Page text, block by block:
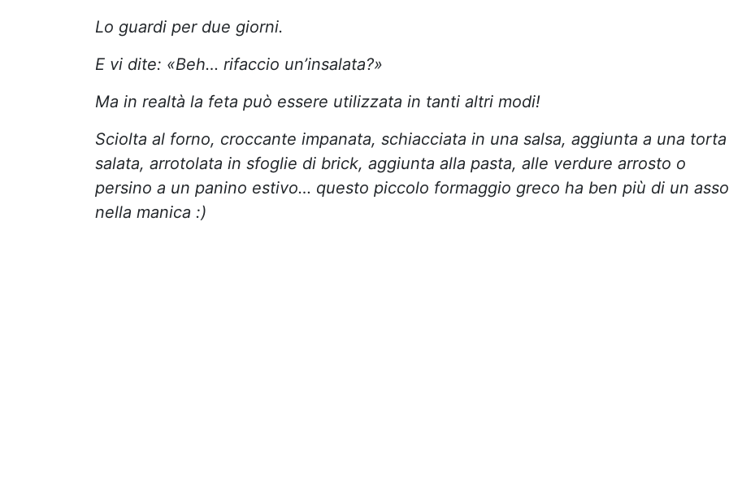
Lo guardi per due giorni.
E vi dite: «Beh… rifaccio un’insalata?»
Ma in realtà la feta può essere utilizzata in tanti altri modi!
Sciolta al forno, croccante impanata, schiacciata in una salsa, aggiunta a una torta
salata, arrotolata in sfoglie di brick, aggiunta alla pasta, alle verdure arrosto o
persino a un panino estivo… questo piccolo formaggio greco ha ben più di un asso
nella manica :)